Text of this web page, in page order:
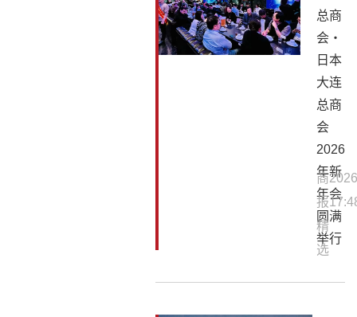
总商
会・
日本
大连
总商
会
2026
年新
年会
圆满
举行
商
报
精
选